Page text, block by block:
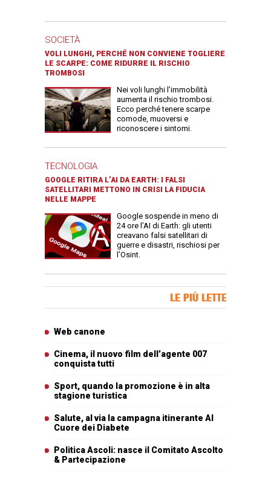
SOCIETÀ
VOLI LUNGHI, PERCHÉ NON CONVIENE TOGLIERE
LE SCARPE: COME RIDURRE IL RISCHIO
TROMBOSI
Nei voli lunghi l’immobilità
aumenta il rischio trombosi.
Ecco perché tenere scarpe
comode, muoversi e
riconoscere i sintomi.
TECNOLOGIA
GOOGLE RITIRA L’AI DA EARTH: I FALSI
SATELLITARI METTONO IN CRISI LA FIDUCIA
NELLE MAPPE
Google sospende in meno di
24 ore l’AI di Earth: gli utenti
creavano falsi satellitari di
guerre e disastri, rischiosi per
l’Osint.
LE PIÙ LETTE
Web canone
Cinema, il nuovo film dell’agente 007
conquista tutti
Sport, quando la promozione è in alta
stagione turistica
Salute, al via la campagna itinerante Al
Cuore dei Diabete
Politica Ascoli: nasce il Comitato Ascolto
& Partecipazione